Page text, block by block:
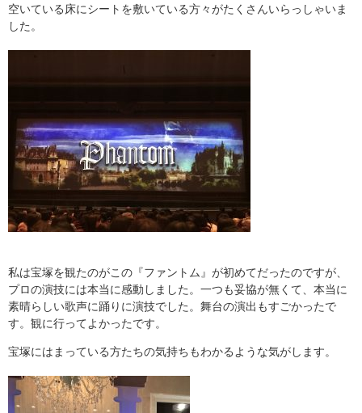
空いている床にシートを敷いている方々がたくさんいらっしゃいま
した。
私は宝塚を観たのがこの『ファントム』が初めてだったのですが、
プロの演技には本当に感動しました。一つも妥協が無くて、本当に
素晴らしい歌声に踊りに演技でした。舞台の演出もすごかったで
す。観に行ってよかったです。
宝塚にはまっている方たちの気持ちもわかるような気がします。